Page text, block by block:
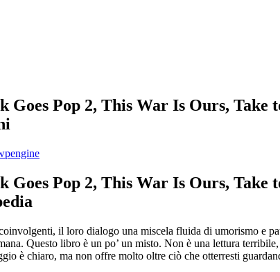
Pop 2, This War Is Ours, Take
Pop 2, This War Is Ours, Take
il loro dialogo una miscela fluida di umorismo e
Questo libro è un po’ un misto. Non è una lettura
è chiaro, ma non offre molto oltre ciò che otterresti